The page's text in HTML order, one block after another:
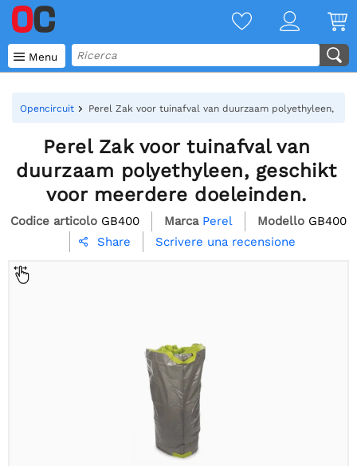
 Menu
Opencircuit Perel Zak voor tuinafval van duurzaam polyethyleen,
Perel Zak voor tuinafval van
duurzaam polyethyleen, geschikt
voor meerdere doeleinden.
Codice articolo GB400 Marca Perel Modello GB400
 Share Scrivere una recensione